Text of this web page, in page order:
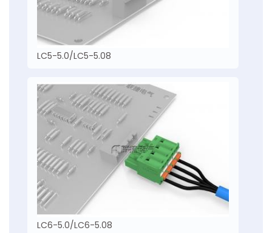
LC5-5.0/LC5-5.08
LC6-5.0/LC6-5.08